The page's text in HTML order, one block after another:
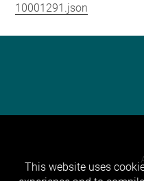
10001291.json
This website uses